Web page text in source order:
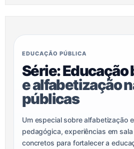
EDUCAÇÃO PÚBLICA
Série:
e alfabetização
públicas
Um especial sobre alfabetização
pedagógica, experiências em
concretos para fortalecer a